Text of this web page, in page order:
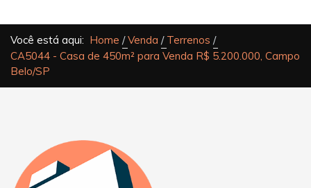
Você está aqui: Home Venda
Terrenos
CA5044 - Casa de 450m² para Venda R$ 5.200.000, Campo
Belo/SP